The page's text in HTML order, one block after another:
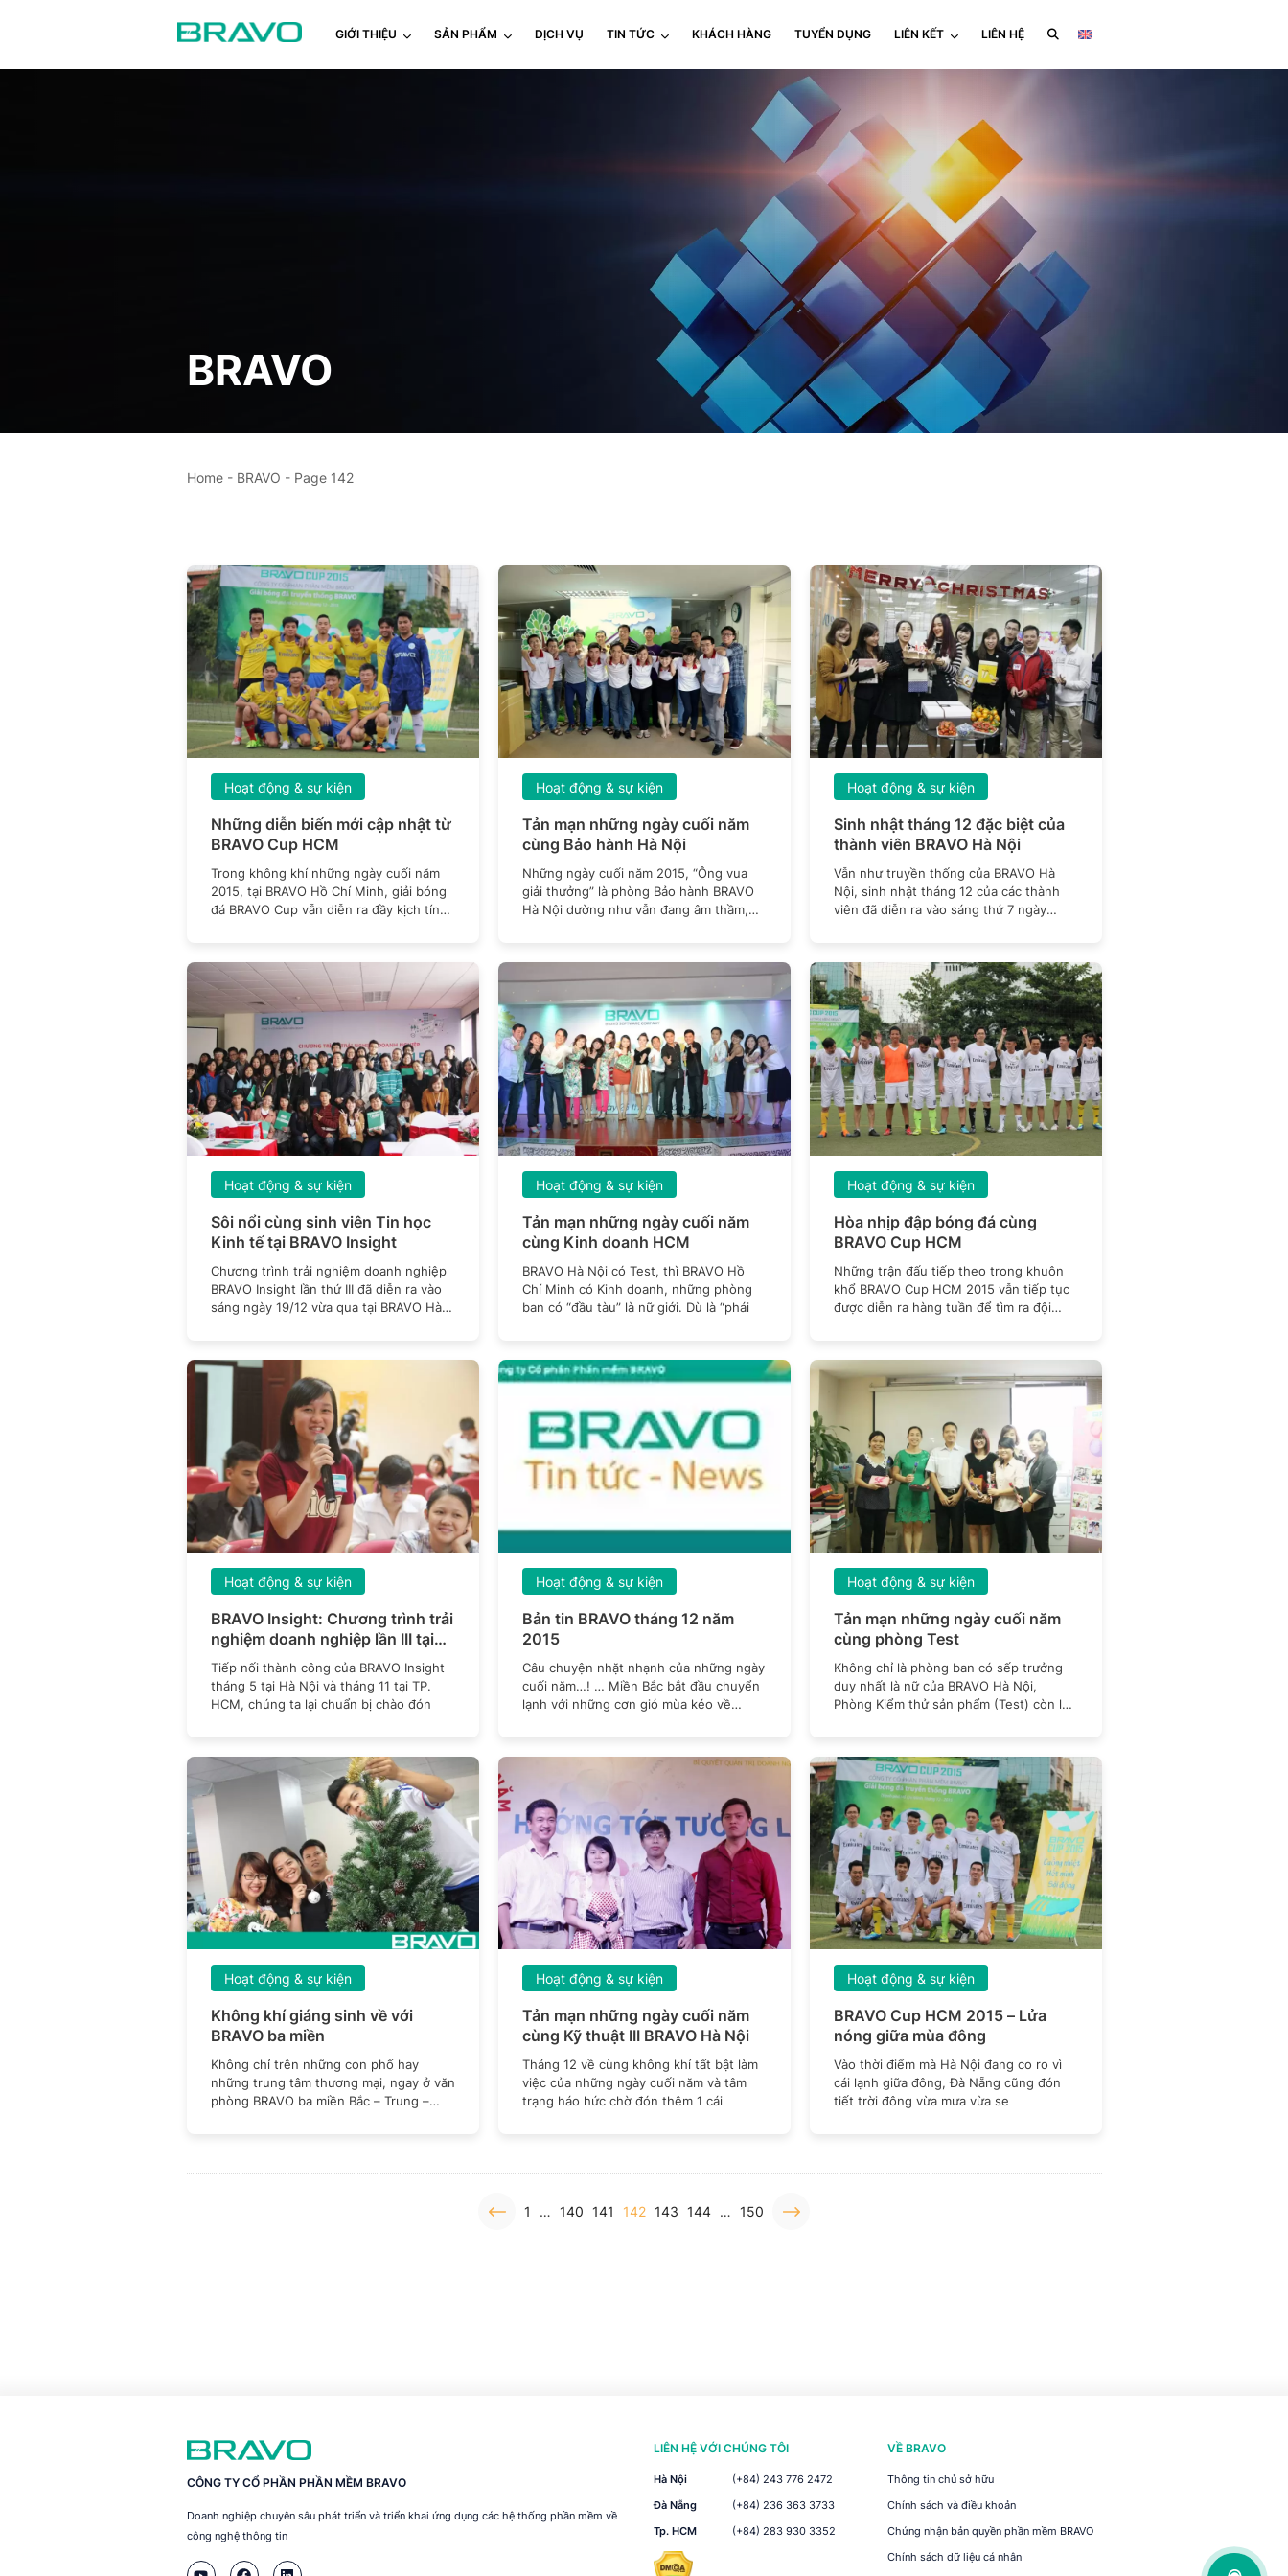
GIỚI THIỆU SẢN PHẨM DỊCH VỤ TIN TỨC KHÁCH HÀNG TUYỂN DỤNG LIÊN KẾT LIÊN HỆ
BRAVO
Home- BRAVO - Page 142
Những diễn biến mới cập nhật từ
BRAVO Cup HCM
Hoạt động & sự kiện
Trong không khí những ngày cuối năm
2015, tại BRAVO Hồ Chí Minh, giải bóng
đá BRAVO Cup vẫn diễn ra đầy kịch tính.
Tản mạn những ngày cuối năm
cùng Bảo hành Hà Nội
Hoạt động & sự kiện
Những ngày cuối năm 2015, “Ông vua
giải thưởng” là phòng Bảo hành BRAVO
Hà Nội dường như vẫn đang âm thầm,
Sinh nhật tháng 12 đặc biệt của
thành viên BRAVO Hà Nội
Hoạt động & sự kiện
Vẫn như truyền thống của BRAVO Hà
Nội, sinh nhật tháng 12 của các thành
viên đã diễn ra vào sáng thứ 7 ngày
Sôi nổi cùng sinh viên Tin học
Kinh tế tại BRAVO Insight
Hoạt động & sự kiện
Chương trình trải nghiệm doanh nghiệp
BRAVO Insight lần thứ III đã diễn ra vào
sáng ngày 19/12 vừa qua tại BRAVO Hà
Tản mạn những ngày cuối năm
cùng Kinh doanh HCM
Hoạt động & sự kiện
BRAVO Hà Nội có Test, thì BRAVO Hồ
Chí Minh có Kinh doanh, những phòng
ban có “đầu tàu” là nữ giới. Dù là “phái
Hòa nhịp đập bóng đá cùng
BRAVO Cup HCM
Hoạt động & sự kiện
Những trận đấu tiếp theo trong khuôn
khổ BRAVO Cup HCM 2015 vẫn tiếp tục
được diễn ra hàng tuần để tìm ra đội
BRAVO Insight: Chương trình trải
nghiệm doanh nghiệp lần III tại
Hà Nội
Hoạt động & sự kiện
Tiếp nối thành công của BRAVO Insight
tháng 5 tại Hà Nội và tháng 11 tại TP.
HCM, chúng ta lại chuẩn bị chào đón
Bản tin BRAVO tháng 12 năm
2015
Hoạt động & sự kiện
Câu chuyện nhặt nhạnh của những ngày
cuối năm…! … Miền Bắc bắt đầu chuyển
lạnh với những cơn gió mùa kéo về
Tản mạn những ngày cuối năm
cùng phòng Test
Hoạt động & sự kiện
Không chỉ là phòng ban có sếp trưởng
duy nhất là nữ của BRAVO Hà Nội,
Phòng Kiểm thử sản phẩm (Test) còn là
Không khí giáng sinh về với
BRAVO ba miền
Hoạt động & sự kiện
Không chỉ trên những con phố hay
những trung tâm thương mại, ngay ở văn
phòng BRAVO ba miền Bắc – Trung –
Tản mạn những ngày cuối năm
cùng Kỹ thuật III BRAVO Hà Nội
Hoạt động & sự kiện
Tháng 12 về cùng không khí tất bật làm
việc của những ngày cuối năm và tâm
trạng háo hức chờ đón thêm 1 cái
BRAVO Cup HCM 2015 – Lửa
nóng giữa mùa đông
Hoạt động & sự kiện
Vào thời điểm mà Hà Nội đang co ro vì
cái lạnh giữa đông, Đà Nẵng cũng đón
tiết trời đông vừa mưa vừa se
1 … 140 141 142 143 144 … 150
CÔNG TY CỔ PHẦN PHẦN MỀM BRAVO
Doanh nghiệp chuyên sâu phát triển và triển khai ứng dụng các hệ thống phần mềm về
công nghệ thông tin
LIÊN HỆ VỚI CHÚNG TÔI
Hà Nội
(+84) 243 776 2472
Đà Nẵng
(+84) 236 363 3733
Tp. HCM
(+84) 283 930 3352
VỀ BRAVO
Thông tin chủ sở hữu
Chính sách và điều khoản
Chứng nhận bản quyền phần mềm BRAVO
Chính sách dữ liệu cá nhân